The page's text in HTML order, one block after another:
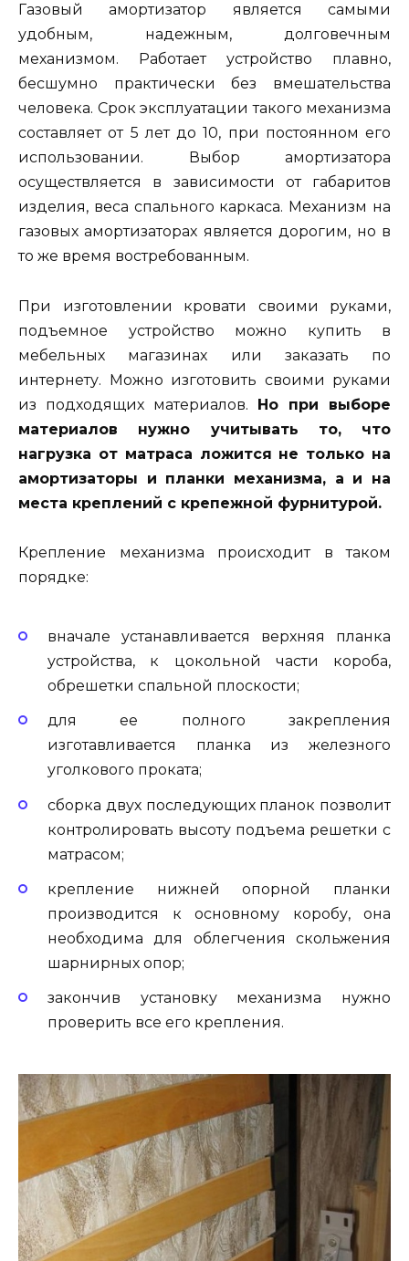
Газовый амортизатор является самыми
удобным, надежным, долговечным
механизмом. Работает устройство плавно,
бесшумно практически без вмешательства
человека. Срок эксплуатации такого механизма
составляет от 5 лет до 10, при постоянном его
использовании. Выбор амортизатора
осуществляется в зависимости от габаритов
изделия, веса спального каркаса. Механизм на
газовых амортизаторах является дорогим, но в
то же время востребованным.
При изготовлении кровати своими руками,
подъемное устройство можно купить в
мебельных магазинах или заказать по
интернету. Можно изготовить своими руками
из подходящих материалов. Но при выборе
материалов нужно учитывать то, что
нагрузка от матраса ложится не только на
амортизаторы и планки механизма, а и на
места креплений с крепежной фурнитурой.
Крепление механизма происходит в таком
порядке:
вначале устанавливается верхняя планка
устройства, к цокольной части короба,
обрешетки спальной плоскости;
для ее полного закрепления
изготавливается планка из железного
уголкового проката;
сборка двух последующих планок позволит
контролировать высоту подъема решетки с
матрасом;
крепление нижней опорной планки
производится к основному коробу, она
необходима для облегчения скольжения
шарнирных опор;
закончив установку механизма нужно
проверить все его крепления.